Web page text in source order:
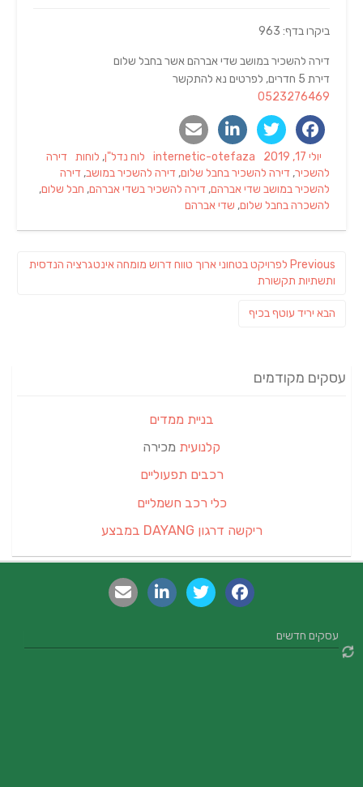
ביקרו בדף: 963
דירה להשכיר במושב שדי אברהם אשר בחבל שלום
דירת 5 חדרים, לפרטים נא להתקשר
0523276469
Posted
on
יולי 17, 2019 Author
internetic-otefaza
Categories
לוח נדל"ן,לוחות Tags
דירה
להשכיר,דירה להשכיר בחבל שלום,דירה להשכיר במושב,דירה
להשכיר במושב שדי אברהם,דירה להשכיר בשדי אברהם,חבל שלום,
להשכרה בחבל שלום,שדי אברהם
Previous
Previous
post:
לפרויקט בטחוני ארוך טווח דרוש מומחה אינטגרציה הנדסית
ותשתיות תקשורת
הבאפוסט
יריד עוטף בכיף
עסקים מקודמים
בניית ממדים
קלנועיתמכירה
רכבים תפעוליים
כלי רכב חשמליים
ריקשה דרגון DAYANG במבצע
עסקים חדשים